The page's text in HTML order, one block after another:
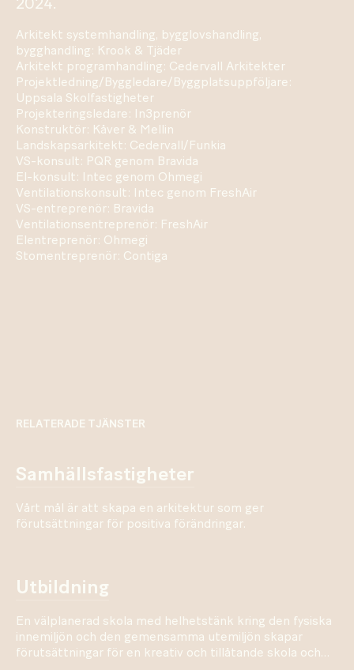
2024.
Arkitekt systemhandling, bygglovshandling,
bygghandling: Krook & Tjäder
Arkitekt programhandling: Cedervall Arkitekter
Projektledning/Byggledare/Byggplatsuppföljare:
Uppsala Skolfastigheter
Projekteringsledare: In3prenör
Konstruktör: Kåver & Mellin
Landskapsarkitekt: Cedervall/Funkia
VS-konsult: PQR genom Bravida
El-konsult: Intec genom Ohmegi
Ventilationskonsult: Intec genom FreshAir
VS-entreprenör: Bravida
Ventilationsentreprenör: FreshAir
Elentreprenör: Ohmegi
Stomentreprenör: Contiga
RELATERADE TJÄNSTER
samhällsfastigheter
Vårt mål är att skapa en arkitektur som ger
förutsättningar för positiva förändringar.
utbildning
En välplanerad skola med helhetstänk kring den fysiska
innemiljön och den gemensamma utemiljön skapar
förutsättningar för en kreativ och tillåtande skola och